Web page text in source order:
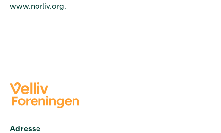
www.norliv.org.
Adresse